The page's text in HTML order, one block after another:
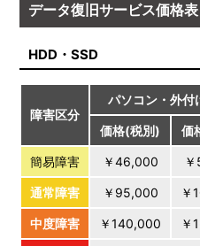
データ復旧サービス価格表
HDD・SSD
障害区分
パソコン・外付
価格(税別) 価
簡易障害 ￥46,000
通常障害 ￥95,000 ￥
中度障害 ￥140,000 ￥